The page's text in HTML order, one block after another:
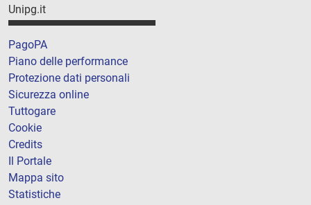
Unipg.it
PagoPA
Piano delle performance
Protezione dati personali
Sicurezza online
Tuttogare
Cookie
Credits
Il Portale
Mappa sito
Statistiche